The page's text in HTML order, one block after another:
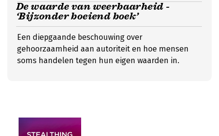
De waarde van weerbaarheid -
‘Bijzonder boeiend boek’
Een diepgaande beschouwing over
gehoorzaamheid aan autoriteit en hoe mensen
soms handelen tegen hun eigen waarden in.